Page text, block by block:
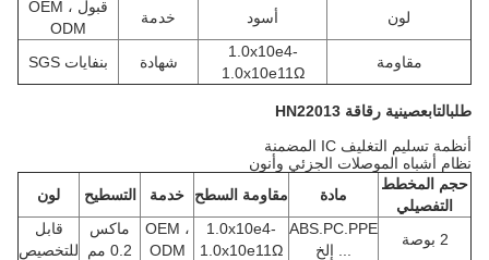
لون
أسود خدمة
قبول OEM ،
ODM
مقاومة
1.0x10e4-
1.0x10e11Ω
شهادة بنفايات SGS
طلبالتابعصينية رقاقة HN22013
أنظمة تسليم التغليف IC المضمنة
نظام أشباه الموصلات الجزئي وأنون
حجم المخطط
التفصيلي
مادة مقاومة السطح خدمة التسطيح لون
2 بوصة
ABS.PC.PPE
... إلخ
1.0x10e4-
1.0x10e11Ω
OEM ،
ODM
ماكس
0.2 مم
قابل
للتخصيص